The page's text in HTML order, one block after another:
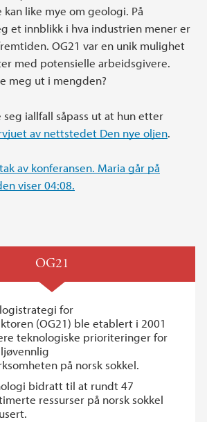
like mye om geologi. På
et innblikk i hva industrien mener er
OG21 var en unik mulighet
med potensielle arbeidsgivere.
meg ut i mengden?
iallfall såpass ut at hun etter
av nettstedet Den nye oljen.
av konferansen. Maria går på
viser 04:08.
OG21
for
(OG21) ble etablert i 2001
teknologiske prioriteringer for
på norsk sokkel.
bidratt til at rundt 47
ressurser på norsk sokkel